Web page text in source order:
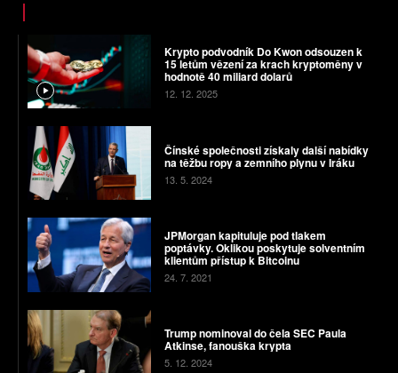
Krypto podvodník Do Kwon odsouzen k
15 letům vězení za krach kryptoměny v
hodnotě 40 miliard dolarů
12. 12. 2025
Čínské společnosti získaly další nabídky
na těžbu ropy a zemního plynu v Iráku
13. 5. 2024
JPMorgan kapituluje pod tlakem
poptávky. Oklikou poskytuje solventním
klientům přístup k Bitcoinu
24. 7. 2021
Trump nominoval do čela SEC Paula
Atkinse, fanouška krypta
5. 12. 2024